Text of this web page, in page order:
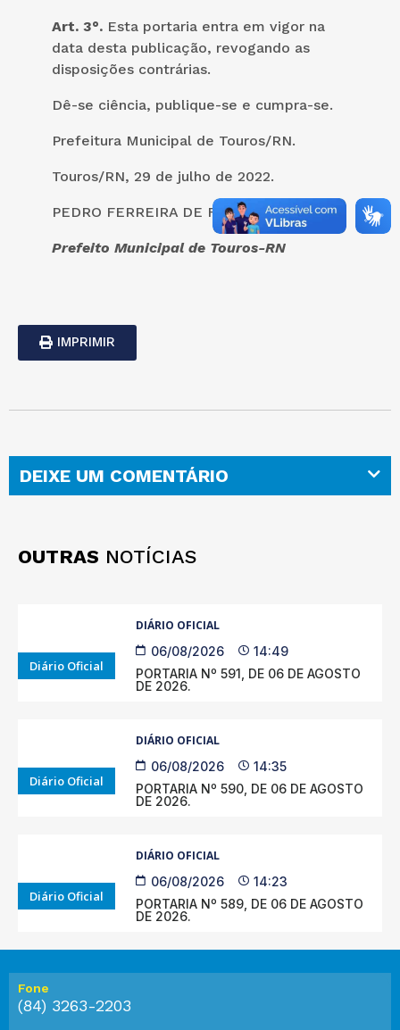
Art. 3°. Esta portaria entra em vigor na
data desta publicação, revogando as
disposições contrárias.
Dê-se ciência, publique-se e cumpra-se.
Prefeitura Municipal de Touros/RN.
Touros/RN, 29 de julho de 2022.
PEDRO FERREIRA DE FARIAS FILHO
Prefeito Municipal de Touros-RN
IMPRIMIR
DEIXE UM COMENTÁRIO
OUTRAS NOTÍCIAS
Diário Oficial
DIÁRIO OFICIAL
06/08/2026
14:49
PORTARIA Nº 591, DE 06 DE AGOSTO
DE 2026.
Diário Oficial
DIÁRIO OFICIAL
06/08/2026
14:35
PORTARIA Nº 590, DE 06 DE AGOSTO
DE 2026.
Diário Oficial
DIÁRIO OFICIAL
06/08/2026
14:23
PORTARIA Nº 589, DE 06 DE AGOSTO
DE 2026.
Fone
(84) 3263-2203